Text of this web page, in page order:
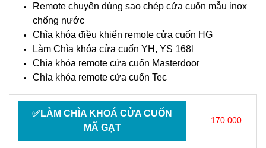
Remote chuyên dùng sao chép cửa cuốn mẫu inox
chống nước
Chìa khóa điều khiển remote cửa cuốn HG
Làm Chìa khóa cửa cuốn YH, YS 168l
Chìa khóa remote cửa cuốn Masterdoor
Chìa khóa remote cửa cuốn Tec
✅LÀM CHÌA KHOÁ CỬA CUỐN
MÃ GẠT
170.000